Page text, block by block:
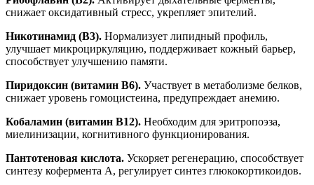
снижает оксидативный стресс, укрепляет эпителий.
Никотинамид (B3). Нормализует липидный профиль,
улучшает микроциркуляцию, поддерживает кожный барьер,
способствует улучшению памяти.
Пиридоксин (витамин B6). Участвует в метаболизме белков,
снижает уровень гомоцистеина, предупреждает анемию.
Кобаламин (витамин B12). Необходим для эритропоэза,
миелинизации, когнитивного функционирования.
Пантотеновая кислота. Ускоряет регенерацию, способствует
синтезу кофермента А, регулирует синтез глюкокортикоидов.